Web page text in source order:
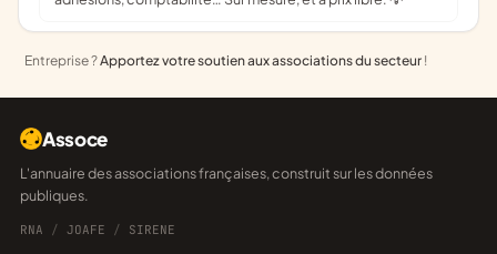
Entreprise ?Apportez votre soutien aux associations du secteur !
Assoce
L'annuaire des associations françaises, construit sur les données
publiques.
RNA / JOAFE / SIRENE